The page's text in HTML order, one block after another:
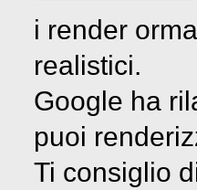
i render
realistici.
Google ha
puoi
Ti consiglio